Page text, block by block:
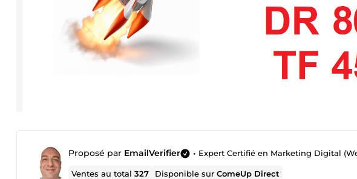
Proposé par EmailVerifier • Expert Certifié en Marketing Digital
Ventes au total327 Disponible surComeUp Direct